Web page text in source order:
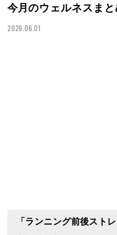
今月のウェルネスまと
2026.06.01
「ランニング前後スト